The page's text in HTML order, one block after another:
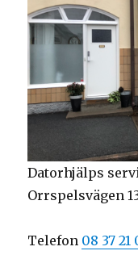
Datorhjälps
Orrspelsvägen
Telefon 08 37 21